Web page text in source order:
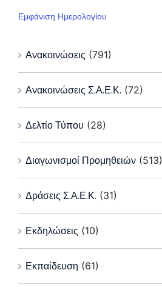
Εμφάνιση Ημερολογίου
Ανακοινώσεις (791)
Ανακοινώσεις Σ.Α.Ε.Κ. (72)
Δελτίο Τύπου (28)
Διαγωνισμοί Προμηθειών (513)
Δράσεις Σ.Α.Ε.Κ. (31)
Εκδηλώσεις (10)
Εκπαίδευση (61)